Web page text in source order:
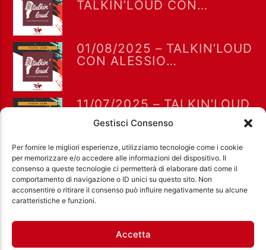
Gestisci Consenso
Per fornire le migliori esperienze, utilizziamo tecnologie come i cookie
per memorizzare e/o accedere alle informazioni del dispositivo. Il
consenso a queste tecnologie ci permetterà di elaborare dati come il
comportamento di navigazione o ID unici su questo sito. Non
acconsentire o ritirare il consenso può influire negativamente su alcune
caratteristiche e funzioni.
Accetta
TALKIN’LOUD CON
01/08/2025 – TALKIN’LOUD
CON ALESSIO
11/07/2025 – TALKIN’LOUD
CON ALESSIO
RAMACCIONI E FEDERICA
PIETRA
Ass. Cult. Dissociazione - Codice fiscale:
Città Aperta via di Casal Bruciato 31/A, Roma